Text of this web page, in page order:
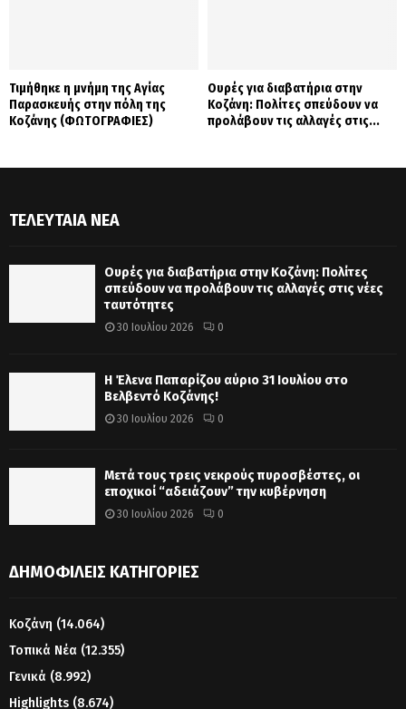
Τιμήθηκε η μνήμη της Αγίας
Παρασκευής στην πόλη της
Κοζάνης (ΦΩΤΟΓΡΑΦΙΕΣ)
Ουρές για διαβατήρια στην
Κοζάνη: Πολίτες σπεύδουν να
προλάβουν τις αλλαγές στις...
ΤΕΛΕΥΤΑΊΑ ΝΈΑ
Ουρές για διαβατήρια στην Κοζάνη: Πολίτες
σπεύδουν να προλάβουν τις αλλαγές στις νέες
ταυτότητες
30 Ιουλίου 2026 0
Η Έλενα Παπαρίζου αύριο 31 Ιουλίου στο
Βελβεντό Κοζάνης!
30 Ιουλίου 2026 0
Μετά τους τρεις νεκρούς πυροσβέστες, οι
εποχικοί “αδειάζουν” την κυβέρνηση
30 Ιουλίου 2026 0
ΔΗΜΟΦΙΛΕΊΣ ΚΑΤΗΓΟΡΊΕΣ
Κοζάνη (14.064)
Τοπικά Νέα (12.355)
Γενικά (8.992)
Highlights (8.674)